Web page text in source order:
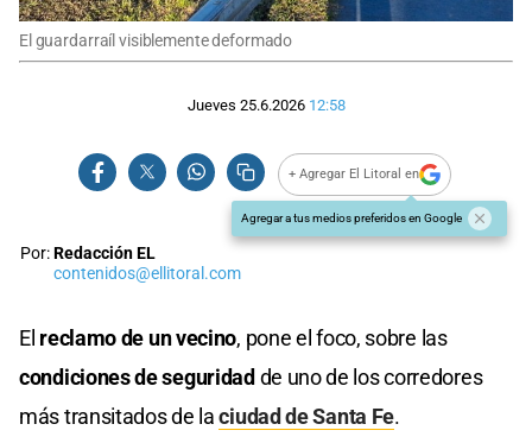
El guardarraíl visiblemente deformado
Jueves 25.6.2026 12:58
+ Agregar El Litoral en
Agregar a tus medios preferidos en Google
Por:Redacción EL
contenidos@ellitoral.com
El reclamo de un vecino, pone el foco, sobre las
condiciones de seguridadde uno de los corredores
más transitados de laciudad de Santa Fe.